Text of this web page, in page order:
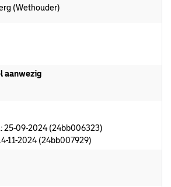
(Wethouder)
aanwezig
aanwezig
25-09-2024 (24bb006323)
11-2024 (24bb007929)